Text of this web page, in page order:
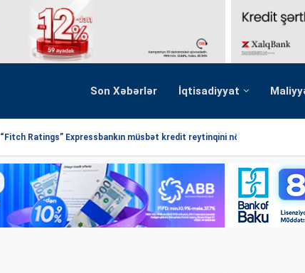
Son Xəbərlər İqtisadiyyat
“Fitch Ratings” Expressbankın müsbət kredit reytinqini növbəti dəfə...